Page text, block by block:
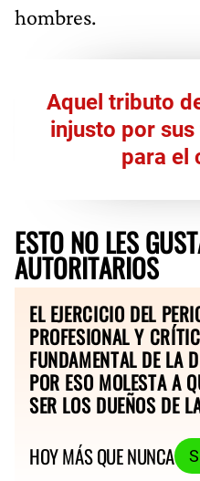
hombres.
Aquel tributo
injusto por
para el
ESTO NO LES
AUTORITARIOS
EL EJERCICIO DEL
PROFESIONAL Y
FUNDAMENTAL DE LA
POR ESO MOLESTA A
SER LOS DUEÑOS DE
HOY MÁS QUE NUNCA